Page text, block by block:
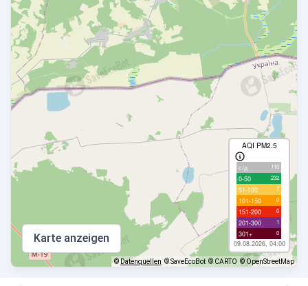
AQI PM2.5
с/д 110
0-50 232
51-100 7
101-150 0
151-200 0
201-300 1
301+ 0
09.08.2026, 04:00
Karte anzeigen
© Datenquellen © SaveEcoBot © CARTO © OpenStreetMap